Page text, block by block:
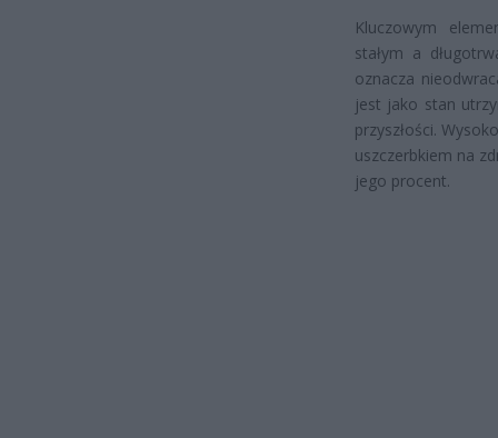
Kluczowym
stałym a
oznacza
jest jako stan
przyszłości.
uszczerbkiem na
jego procent.